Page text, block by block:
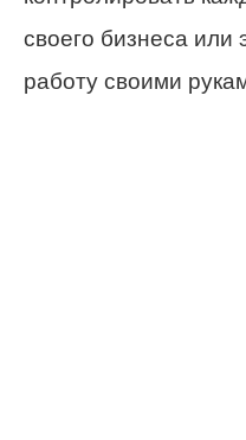
своего бизнеса или
работу своими